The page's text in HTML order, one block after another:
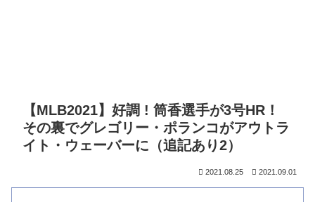
【MLB2021】好調 ! 筒香選手が3号HR！
その裏でグレゴリー・ポランコがアウトラ
イト・ウェーバーに（追記あり2）
2021.08.25 2021.09.01